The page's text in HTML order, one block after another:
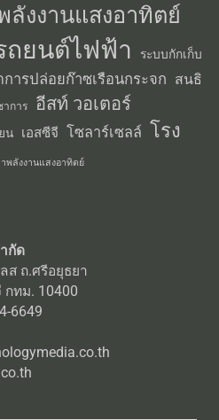
ลังงานแสงอาทิตย์
ถยนต์ไฟฟ้า
ระบบกักเก็บ
การปล่อยก๊าซเรือนกระจก สนธิ
าการ อีสท์ วอเตอร์
น เอสซีจี โซลาร์เซลล์ โรง
พลังงานแสงอาทิตย์
กัด
ส ถ.ศรีอยุธยา
กทม. 10400
6649